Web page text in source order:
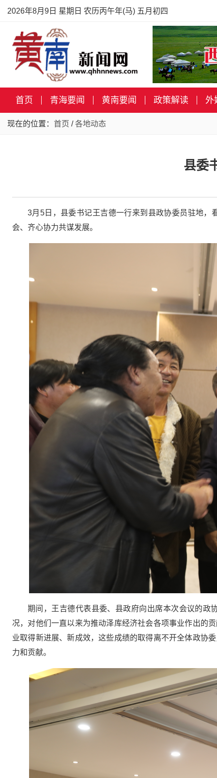
2026年8月9日 星期日 农历丙午年(马) 五月初四
首页 青海要闻 黄南要闻 政策解读 外
现在的位置： 首页 /各地动态
县委
3月5日，县委书记王吉德一行来到县政协委员驻地
会、齐心协力共谋发展。
期间，王吉德代表县委、县政府向出席本次会议的政
况，对他们一直以来为推动泽库经济社会各项事业作出的
业取得新进展、新成效，这些成绩的取得离不开全体政协
力和贡献。